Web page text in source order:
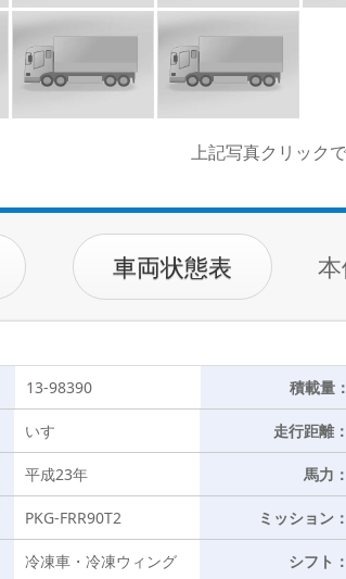
上記写真クリック
車両状態表
13-98390 積載量：
いすゞ 走行距離：
平成23年 馬力：
PKG-FRR90T2 ミッション：
冷凍車・冷凍ウィング シフト：